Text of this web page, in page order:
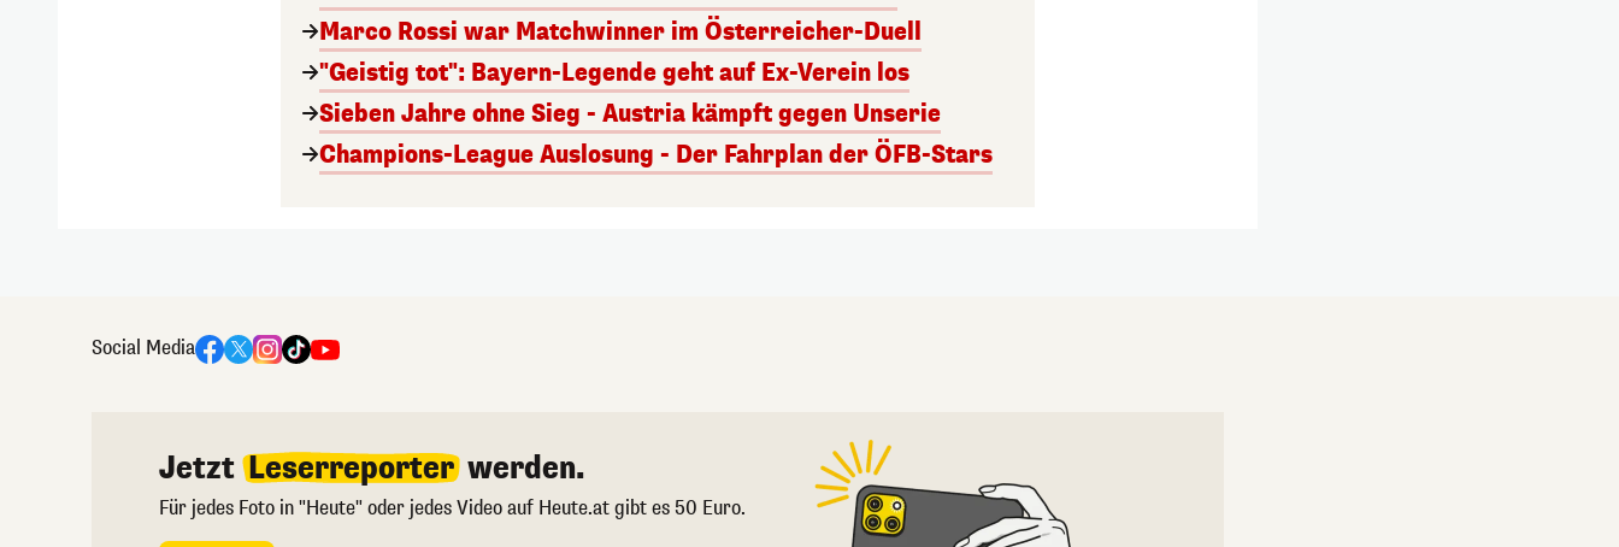
Marco Rossi war Matchwinner im Österreicher-Duell
"Geistig tot": Bayern-Legende geht auf Ex-Verein los
Sieben Jahre ohne Sieg - Austria kämpft gegen Unserie
Champions-League Auslosung - Der Fahrplan der ÖFB-Stars
Social Media
Jetzt Leserreporter werden.
Für jedes Foto in "Heute" oder jedes Video auf Heute.at gibt es 50 Euro.